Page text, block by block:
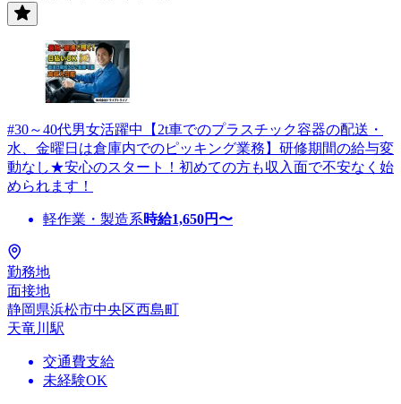
#30～40代男女活躍中【2t車でのプラスチック容器の配送・
水、金曜日は倉庫内でのピッキング業務】研修期間の給与変
動なし★安心のスタート！初めての方も収入面で不安なく始
められます！
軽作業・製造系時給1,650円〜
勤務地
面接地
静岡県浜松市中央区西島町
天竜川駅
交通費支給
未経験OK